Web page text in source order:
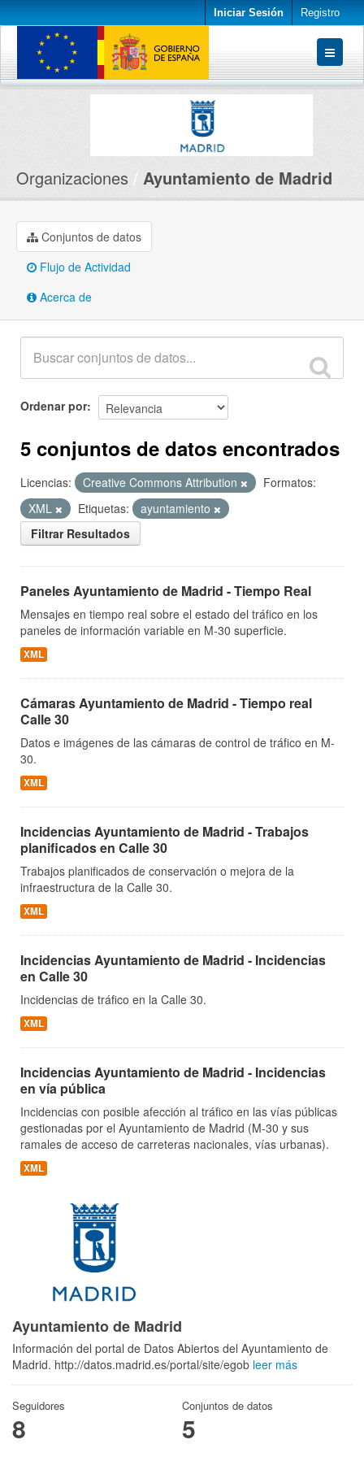
Iniciar Sesión Registro
Conjuntos de datos
Organizaciones Ayuntamiento de Madrid
Conjuntos de datos
Flujo de Actividad
Acerca de
Ordenar por
5 conjuntos de datos encontrados
Licencias: Creative Commons Attribution
Formatos:
XML
Etiquetas:
ayuntamiento
Filtrar Resultados
Paneles Ayuntamiento de Madrid - Tiempo Real
Mensajes en tiempo real sobre el estado del tráfico en los
paneles de información variable en M-30 superficie.
XML
Cámaras Ayuntamiento de Madrid - Tiempo real
Calle 30
Datos e imágenes de las cámaras de control de tráfico en M-
30.
XML
Incidencias Ayuntamiento de Madrid - Trabajos
planificados en Calle 30
Trabajos planificados de conservación o mejora de la
infraestructura de la Calle 30.
XML
Incidencias Ayuntamiento de Madrid - Incidencias
en Calle 30
Incidencias de tráfico en la Calle 30.
XML
Incidencias Ayuntamiento de Madrid - Incidencias
en vía pública
Incidencias con posible afección al tráfico en las vías públicas
gestionadas por el Ayuntamiento de Madrid (M-30 y sus
ramales de acceso de carreteras nacionales, vías urbanas).
XML
Ayuntamiento de Madrid
Información del portal de Datos Abiertos del Ayuntamiento de
Madrid. http://datos.madrid.es/portal/site/egob leer más
Seguidores
8
Conjuntos de datos
5